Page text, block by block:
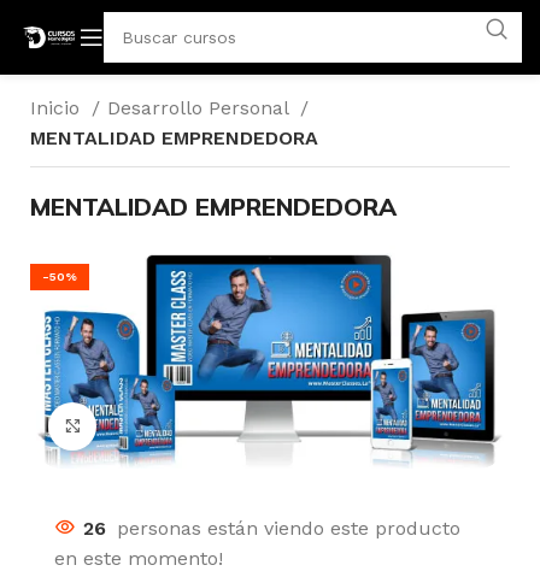
Inicio
Desarrollo Personal
MENTALIDAD EMPRENDEDORA
MENTALIDAD EMPRENDEDORA
-50%
Click para agrandar
26 personas están viendo este producto
en este momento!